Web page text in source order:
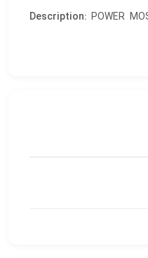
Description: POWER